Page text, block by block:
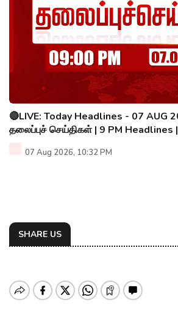
🔴LIVE: Today Headlines - 07 AUG
தலைப்புச் செய்திகள் | 9 PM Headlines
07 Aug 2026, 10:32 PM
SHARE US